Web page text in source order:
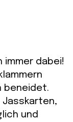
immer dabei!
beneidet.
und